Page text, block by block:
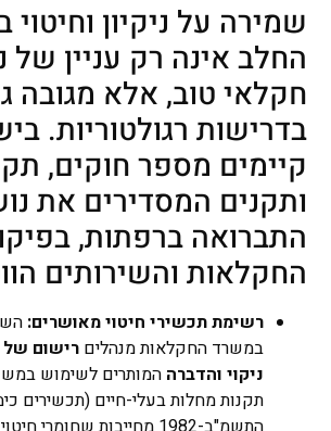
שמירה על ניקיון
החלב אינה רק עניין של
חקלאי טוב, אלא מגובה
בדרישות רגולטוריות.
קיימים מספר חוקים,
ותקנים המסדירים את
התברואה ברפתות,
החקלאות והשירותים
רשימת תכשירי חיטוי מאושרים:
במשרד החקלאות מנהלים רישום של
ניקוי והדברה המותרים לשימוש
תקנות מחלות בעלי-חיים (תכשירים